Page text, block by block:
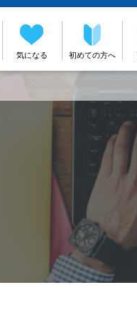
気になる 初めての方へ